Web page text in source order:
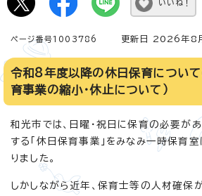
いいね！
ページ番号1003786 更新日 2026年8
令和8年度以降の休日保育について
育事業の縮小・休止について）
和光市では、日曜・祝日に保育の必要が
する「休日保育事業」をみなみ一時保育
りました。
しかしながら近年、保育士等の人材確保